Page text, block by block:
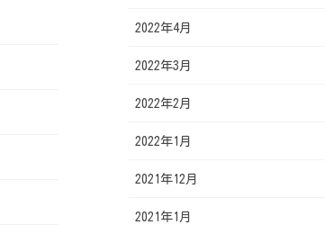
2022年4月
2022年3月
2022年2月
2022年1月
2021年12月
2021年1月